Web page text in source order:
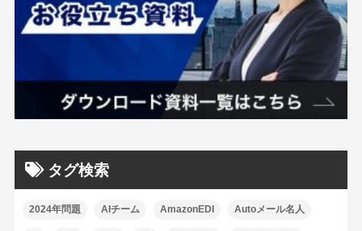
タグ検索
2024年問題 AIチーム AmazonEDI Autoメール名人